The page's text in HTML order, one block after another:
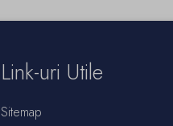
Link-uri Utile
Sitemap